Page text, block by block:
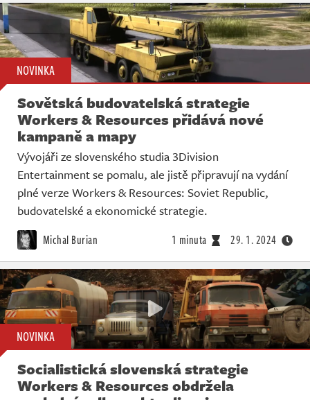
NOVINKA
Sovětská budovatelská strategie
Workers & Resources přidává nové
kampaně a mapy
Vývojáři ze slovenského studia 3Division
Entertainment se pomalu, ale jistě připravují na vydání
plné verze Workers & Resources: Soviet Republic,
budovatelské a ekonomické strategie.
Michal Burian 1 minuta 29. 1. 2024
NOVINKA
Socialistická slovenská strategie
Workers & Resources obdržela